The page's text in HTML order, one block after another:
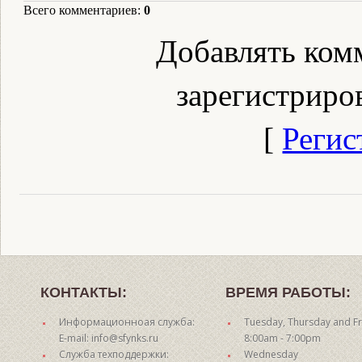
Всего комментариев: 0
Добавлять
[
КОНТАКТЫ:
Информационноая служба:
E-mail: info@sfynks.ru
Служба техподдержки:
ВРЕМЯ РАБОТЫ:
Tuesday, Thursday and
8:00am - 7:00pm
Wednesday